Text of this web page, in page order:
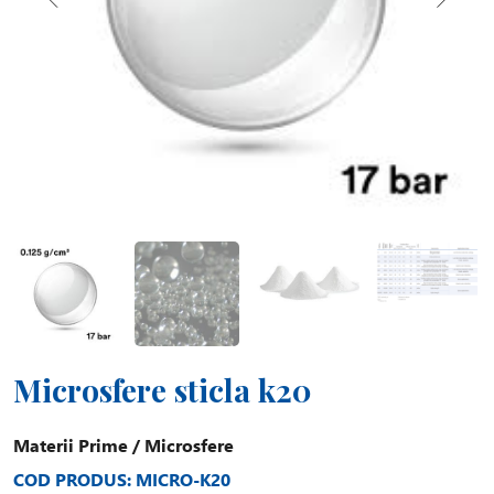
Microsfere sticla k20
Materii Prime / Microsfere
COD PRODUS: MICRO-K20